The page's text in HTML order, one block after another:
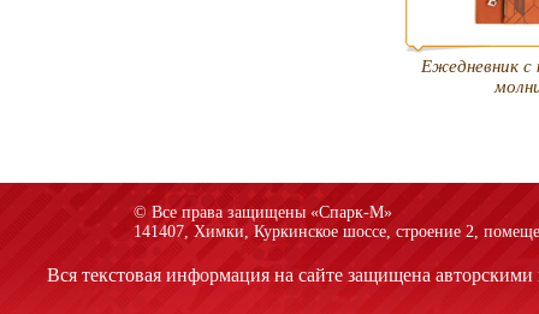
Ежедневник с
© Все права защищены «Спарк-M»
141407, Химки, Куркинское шоссе, строение 2,
Вся текстовая информация на сайте защищена